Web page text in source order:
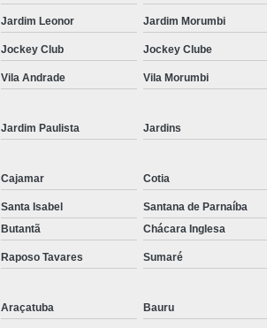
Corrimão Inox Quadrado
Corte e Dobra de Chapa a Laser
Corte a Laser em Chapa de
Corte Chapa a Laser
Corte de Chapa a Laser
Corte
Curvamento de Tubos
Jardim Leonor Jardim Morumbi
Jockey Club Jockey Clube
Vila Andrade Vila Morumbi
Jardim Paulista Jardins
Cajamar Cotia
Santa Isabel Santana de Parnaíba
Butantã Chácara Inglesa
Raposo Tavares Sumaré
Araçatuba Bauru